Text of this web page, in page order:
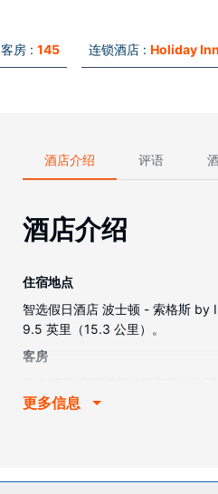
客房 : 145 连锁酒店 : Holiday
酒店介绍 评语
酒店介绍
住宿地点
智选假日酒店 波士顿 - 索格斯 by
9.5 英里（15.3 公里）。
客房
需求。配备浴缸或淋浴的私人浴室
餐厅
更多信息